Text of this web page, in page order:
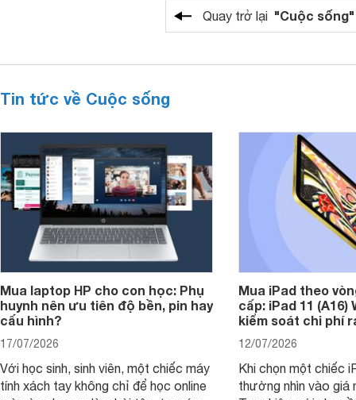
Quay trở lại "Cuộc sống"
Tin tức về Cuộc sống
Mua laptop HP cho con học: Phụ
huynh nên ưu tiên độ bền, pin hay
cấu hình?
17/07/2026
Với học sinh, sinh viên, một chiếc máy
tính xách tay không chỉ để học online
Mua iPad theo
cấp: iPad 11 (A16)
kiểm soát chi phí
12/07/2026
Khi chọn một chiếc
thường nhìn vào